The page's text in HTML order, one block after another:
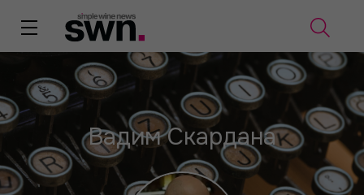
Вадим Скардана